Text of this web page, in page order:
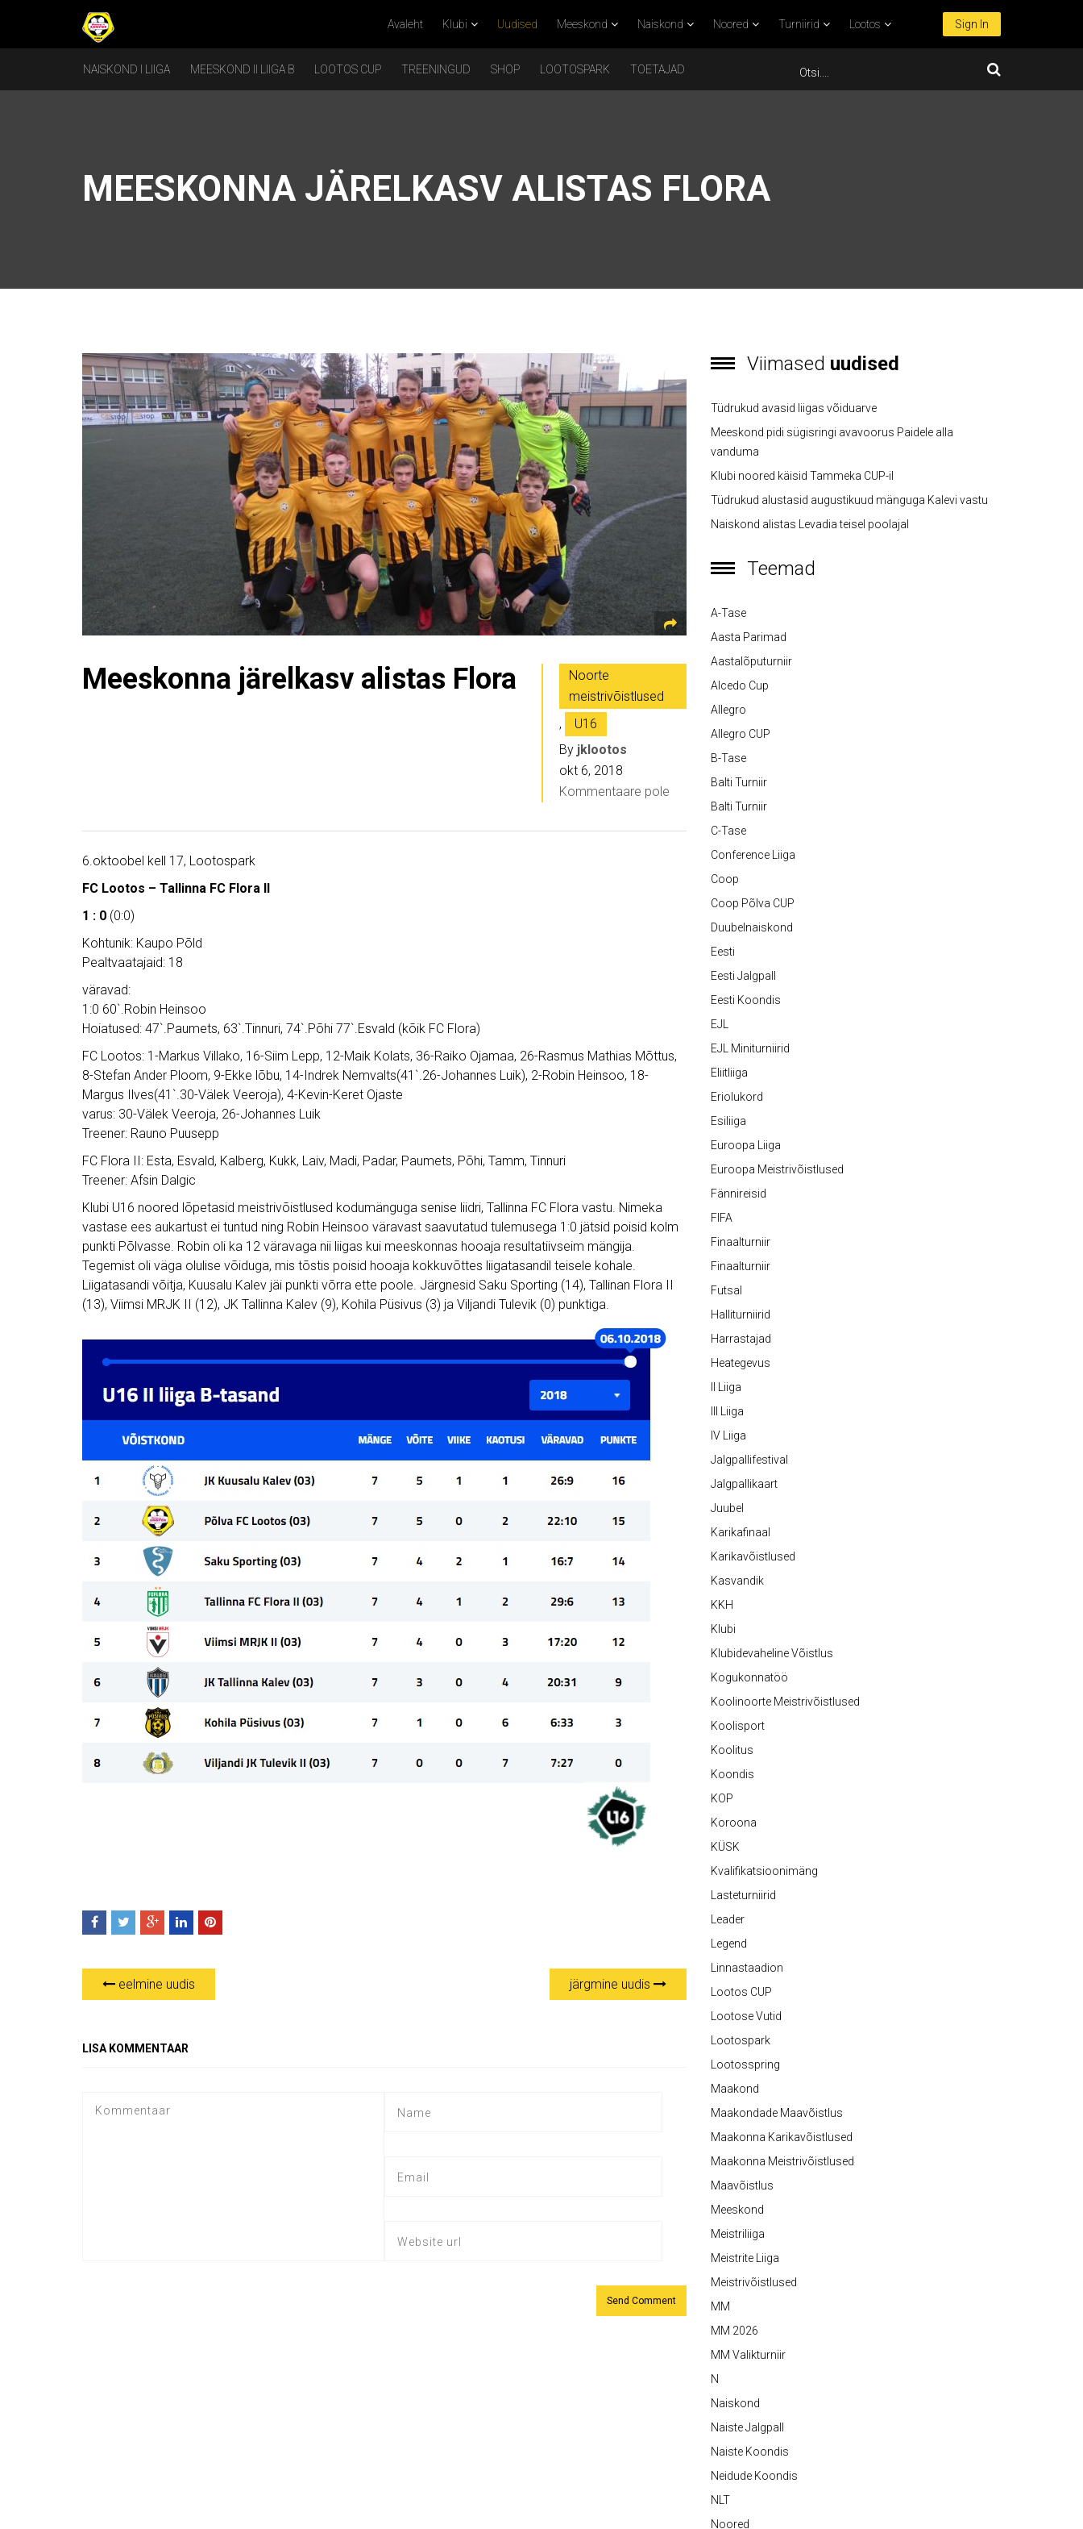
Avaleht Klubi Uudised Meeskond Naiskond Noored Turniirid Lootos Sign In
NAISKOND I LIIGA MEESKOND II LIIGA B LOOTOS CUP TREENINGUD SHOP LOOTOSPARK TOETAJAD
MEESKONNA JÄRELKASV ALISTAS FLORA
Meeskonna järelkasv alistas Flora
Noorte
meistrivõistlused
,
U16
By jklootos
okt 6, 2018
Kommentaare pole
6.oktoobel kell 17, Lootospark
FC Lootos – Tallinna FC Flora II
1 : 0 (0:0)
Kohtunik: Kaupo Põld
Pealtvaatajaid: 18
väravad:
1:0 60`.Robin Heinsoo
Hoiatused: 47`.Paumets, 63`.Tinnuri, 74`.Põhi 77`.Esvald (kõik FC Flora)
FC Lootos: 1-Markus Villako, 16-Siim Lepp, 12-Maik Kolats, 36-Raiko Ojamaa, 26-Rasmus Mathias Mõttus,
8-Stefan Ander Ploom, 9-Ekke lõbu, 14-Indrek Nemvalts(41`.26-Johannes Luik), 2-Robin Heinsoo, 18-
Margus Ilves(41`.30-Välek Veeroja), 4-Kevin-Keret Ojaste
varus: 30-Välek Veeroja, 26-Johannes Luik
Treener: Rauno Puusepp
FC Flora II: Esta, Esvald, Kalberg, Kukk, Laiv, Madi, Padar, Paumets, Põhi, Tamm, Tinnuri
Treener: Afsin Dalgic
Klubi U16 noored lõpetasid meistrivõistlused kodumänguga senise liidri, Tallinna FC Flora vastu. Nimeka
vastase ees aukartust ei tuntud ning Robin Heinsoo väravast saavutatud tulemusega 1:0 jätsid poisid kolm
punkti Põlvasse. Robin oli ka 12 väravaga nii liigas kui meeskonnas hooaja resultatiivseim mängija.
Tegemist oli väga olulise võiduga, mis tõstis poisid hooaja kokkuvõttes liigatasandil teisele kohale.
Liigatasandi võitja, Kuusalu Kalev jäi punkti võrra ette poole. Järgnesid Saku Sporting (14), Tallinan Flora II
(13), Viimsi MRJK II (12), JK Tallinna Kalev (9), Kohila Püsivus (3) ja Viljandi Tulevik (0) punktiga.
eelmine uudis järgmine uudis
LISA KOMMENTAAR
Viimased uudised
Tüdrukud avasid liigas võiduarve
Meeskond pidi sügisringi avavoorus Paidele alla
vanduma
Klubi noored käisid Tammeka CUP-il
Tüdrukud alustasid augustikuud mänguga Kalevi vastu
Naiskond alistas Levadia teisel poolajal
Teemad
A-Tase
Aasta Parimad
Aastalõputurniir
Alcedo Cup
Allegro
Allegro CUP
B-Tase
Balti Turniir
Balti Turniir
C-Tase
Conference Liiga
Coop
Coop Põlva CUP
Duubelnaiskond
Eesti
Eesti Jalgpall
Eesti Koondis
EJL
EJL Miniturniirid
Eliitliiga
Eriolukord
Esiliiga
Euroopa Liiga
Euroopa Meistrivõistlused
Fännireisid
FIFA
Finaalturniir
Finaalturniir
Futsal
Halliturniirid
Harrastajad
Heategevus
II Liiga
III Liiga
IV Liiga
Jalgpallifestival
Jalgpallikaart
Juubel
Karikafinaal
Karikavõistlused
Kasvandik
KKH
Klubi
Klubidevaheline Võistlus
Kogukonnatöö
Koolinoorte Meistrivõistlused
Koolisport
Koolitus
Koondis
KOP
Koroona
KÜSK
Kvalifikatsioonimäng
Lasteturniirid
Leader
Legend
Linnastaadion
Lootos CUP
Lootose Vutid
Lootospark
Lootosspring
Maakond
Maakondade Maavõistlus
Maakonna Karikavõistlused
Maakonna Meistrivõistlused
Maavõistlus
Meeskond
Meistriliiga
Meistrite Liiga
Meistrivõistlused
MM
MM 2026
MM Valikturniir
N
Naiskond
Naiste Jalgpall
Naiste Koondis
Neidude Koondis
NLT
Noored